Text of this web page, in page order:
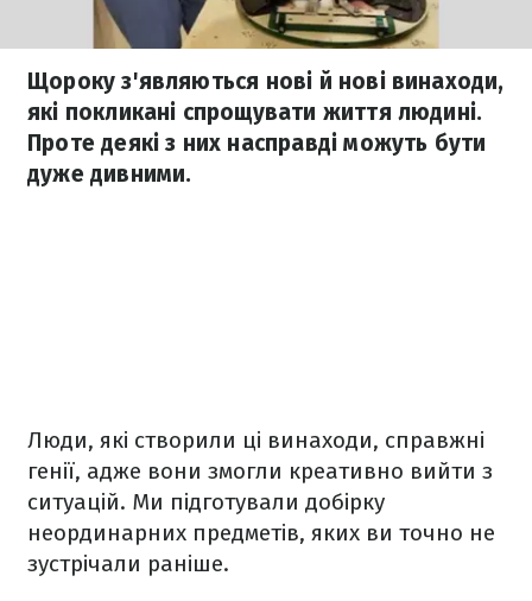
Щороку з'являються нові й нові винаходи,
які покликані спрощувати життя людині.
Проте деякі з них насправді можуть бути
дуже дивними.
Люди, які створили ці винаходи, справжні
генії, адже вони змогли креативно вийти з
ситуацій. Ми підготували добірку
неординарних предметів, яких ви точно не
зустрічали раніше.